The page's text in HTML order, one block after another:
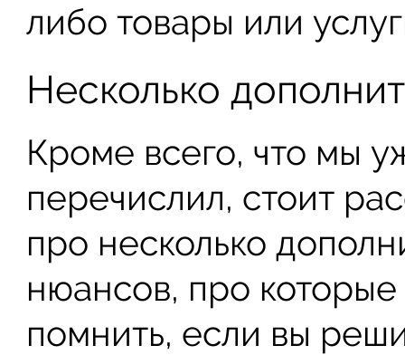
либо товары или
Несколько
Кроме всего, что мы
перечислил, стоит
про несколько
нюансов, про которые
помнить, если вы